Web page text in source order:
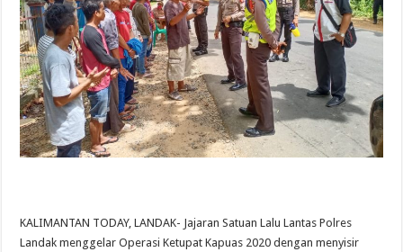
KALIMANTAN TODAY, LANDAK- Jajaran Satuan Lalu Lantas Polres
Landak menggelar Operasi Ketupat Kapuas 2020 dengan menyisir